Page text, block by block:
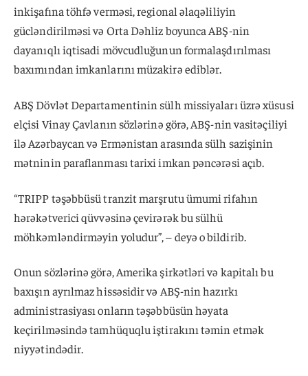
inkişafına töhfə verməsi, regional əlaqəliliyin
gücləndirilməsi və Orta Dəhliz boyunca ABŞ-nin
dayanıqlı iqtisadi mövcudluğunun formalaşdırılması
baxımından imkanlarını müzakirə ediblər.
ABŞ Dövlət Departamentinin sülh missiyaları üzrə xüsusi
elçisi Vinay Çavlanın sözlərinə görə, ABŞ-nin vasitəçiliyi
ilə Azərbaycan və Ermənistan arasında sülh sazişinin
mətninin paraflanması tarixi imkan pəncərəsi açıb.
“TRIPP təşəbbüsü tranzit marşrutu ümumi rifahın
hərəkətverici qüvvəsinə çevirərək bu sülhü
möhkəmləndirməyin yoludur”, – deyə o bildirib.
Onun sözlərinə görə, Amerika şirkətləri və kapitalı bu
baxışın ayrılmaz hissəsidir və ABŞ-nin hazırkı
administrasiyası onların təşəbbüsün həyata
keçirilməsində tamhüquqlu iştirakını təmin etmək
niyyətindədir.